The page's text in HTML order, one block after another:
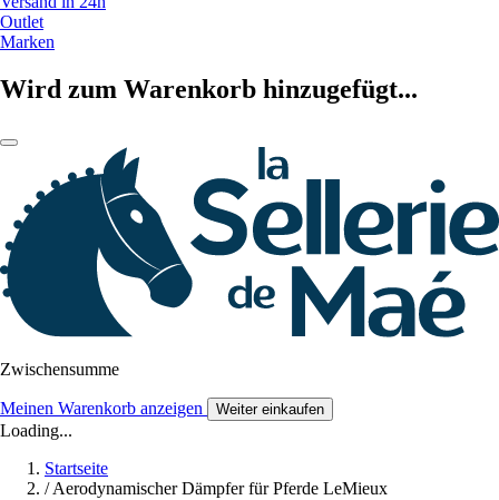
Outlet
Marken
Wird zum Warenkorb hinzugefügt...
Zwischensumme
Meinen Warenkorb anzeigen Weiter einkaufen
Loading...
Startseite
/ Aerodynamischer Dämpfer für Pferde LeMieux